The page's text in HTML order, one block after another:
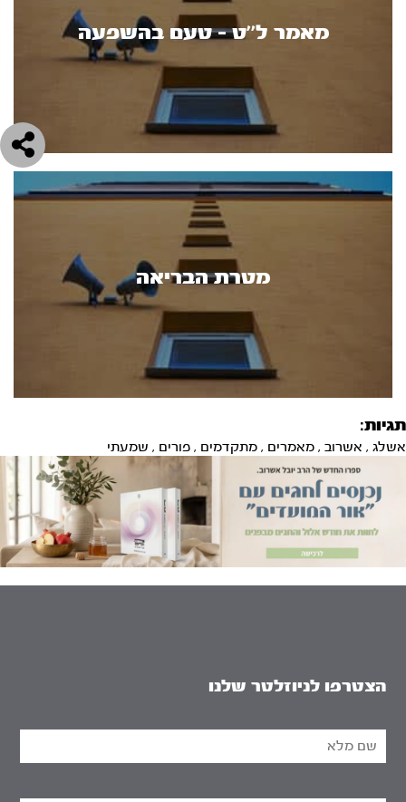
מאמר ל''ט - טעם בהשפעה
מטרת הבריאה
תגיות:
אשלג , אשרוב , מאמרים , מתקדמים , פורים , שמעתי
הצטרפו לניוזלטר שלנו